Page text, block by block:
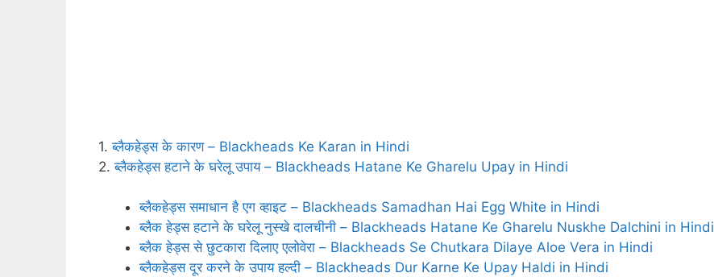
1.ब्‍लैकहेड्स के कारण – Blackheads Ke Karan in Hindi
2.ब्लैकहेड्स हटाने के घरेलू उपाय – Blackheads Hatane Ke Gharelu Upay in Hindi
ब्लैकहेड्स समाधान है एग व्हाइट – Blackheads Samadhan Hai Egg White in Hindi
ब्लैक हेड्स हटाने के घरेलू नुस्खे दालचीनी – Blackheads Hatane Ke Gharelu Nuskhe Dalchini in Hindi
ब्लैक हेड्स से छुटकारा दिलाए एलोवेरा – Blackheads Se Chutkara Dilaye Aloe Vera in Hindi
ब्लैकहेड्स दूर करने के उपाय हल्‍दी – Blackheads Dur Karne Ke Upay Haldi in Hindi